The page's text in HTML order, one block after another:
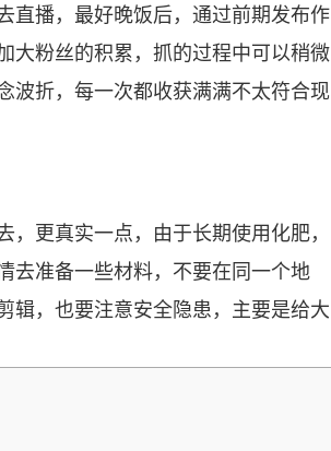
播，最好晚饭后，通过前期发布作
大粉丝的积累，抓的过程中可以稍微
波折，每一次都收获满满不太符合现
更真实一点，由于长期使用化肥，
去准备一些材料，不要在同一个地
辑，也要注意安全隐患，主要是给大